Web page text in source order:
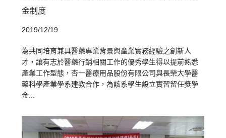
金制度
2019/12/19
為共同培育兼具醫藥專業背景與產業實務經驗之創新人
才，讓有志於醫藥行銷相關工作的優秀學生得以提前熟悉
產業工作型態，杏一醫療用品股份有限公司與長榮大學醫
藥科學產業學系建教合作，為該系學生設立實習留任獎學
金...